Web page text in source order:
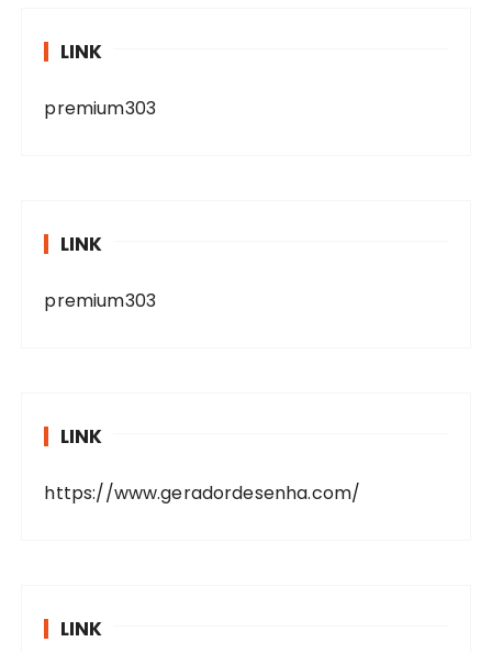
LINK
premium303
LINK
premium303
LINK
https://www.geradordesenha.com/
LINK